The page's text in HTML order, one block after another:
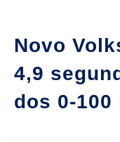
Novo
4,9
dos 0-100